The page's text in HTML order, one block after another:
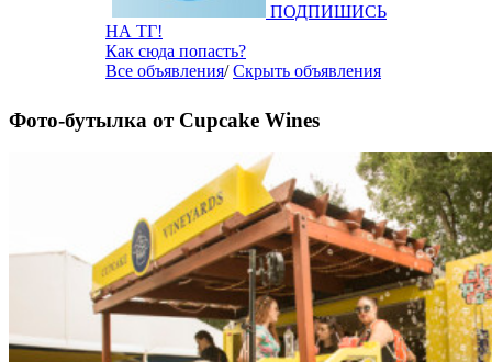
ПОДПИШИСЬ
НА ТГ!
Как сюда попасть?
Все объявления/Скрыть объявления
Фото-бутылка от Cupcake Wines